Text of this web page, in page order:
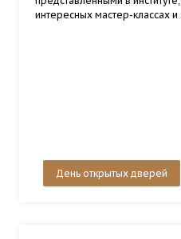
интересных мастер-классах и
День открытых дверей